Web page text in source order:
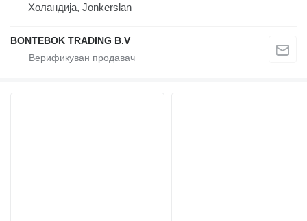
Холандија, Jonkerslan
BONTEBOK TRADING B.V